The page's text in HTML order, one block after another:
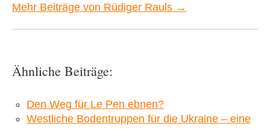
Mehr Beiträge von Rüdiger Rauls →
Ähnliche Beiträge:
Den Weg für Le Pen ebnen?
Westliche Bodentruppen für die Ukraine – eine